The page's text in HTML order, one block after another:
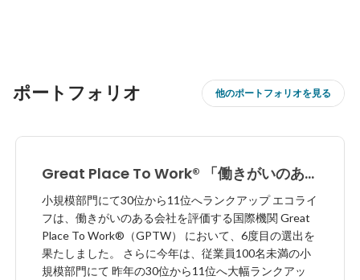
ポートフォリオ 他のポートフォリオを見る
Great Place To Work® 「働きがいのあ
る会社」小規模部門ベストカンパニーに6
度目の選出
小規模部門にて30位から11位へランクアップ エコライ
フは、働きがいのある会社を評価する国際機関 Great
Place To Work®（GPTW） において、6度目の選出を
果たしました。 さらに今年は、従業員100名未満の小
規模部門にて 昨年の30位から11位へ大幅ランクアッ